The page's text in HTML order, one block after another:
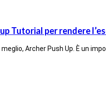
Tutorial per rendere
Archer Push Up. È un